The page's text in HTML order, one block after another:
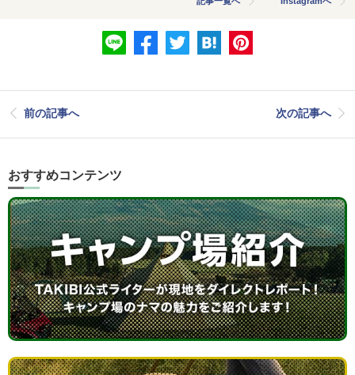
前の記事へ 次の記事へ
おすすめコンテンツ